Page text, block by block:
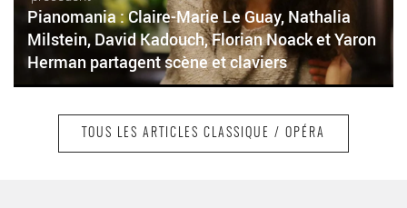
Pianomania : Claire-Marie Le Guay, Nathalia
Milstein, David Kadouch, Florian Noack et Yaron
Herman partagent scène et claviers
TOUS LES ARTICLES CLASSIQUE / OPÉRA